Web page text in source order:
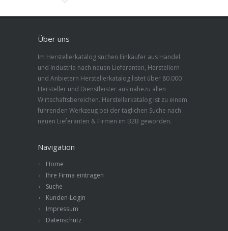
Über uns
Im Herstellerkatalog suchen Einkäufer aus Handel
und Industrie nach neuen Lieferanten, Herstellern
und Anbietern Herstellerkatalog listet über 80.000
Hersteller und Dienstleister aus nahezu allen
Wirtschaftsbereichen. Herstellerkatalog ist zu einem
führenden Werkzeug bei der täglichen Suche nach
neuen Lieferanten & Firmen im B2B geworden.
Navigation
Home
Ihre Firma eintragen
Suche
Kunden-Login
Impressum
Datenschutz